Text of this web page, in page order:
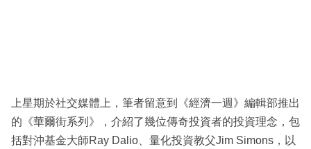
閱
專
區
上星期於社交媒體上，筆者留意到《經濟一週》編輯部推出
的《華爾街系列》，介紹了幾位傳奇投資者的投資理念，包
括對沖基金大師Ray Dalio、量化投資教父Jim Simons，以